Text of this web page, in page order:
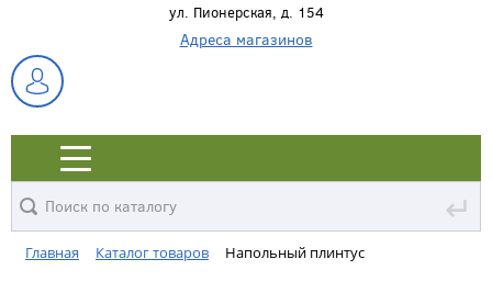
ул. Пионерская, д. 154
Адреса магазинов
↵
Главная Каталог товаров Напольный плинтус